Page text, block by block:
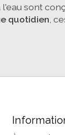
sont
quotidien ,